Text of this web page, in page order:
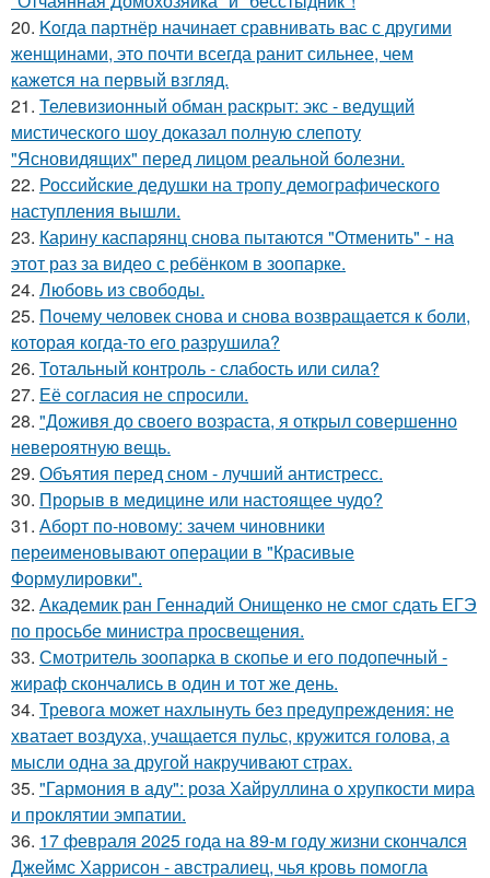
20. Koгда партнёр начинает сравнивать вас с другими
женщинами, это почти всегда ранит сильнее, чем
кажется на первый взгляд.
21. Телевизионный обман раскрыт: экс - ведущий
мистического шоу доказал полную слепоту
"Ясновидящих" перед лицом реальной болезни.
22. Российские дедушки на тропу демографического
наступления вышли.
23. Карину каспарянц снова пытаются "Отменить" - на
этот раз за видео с ребёнком в зоопарке.
24. Любовь из свободы.
25. Почему человек снова и снова возвращается к боли,
которая когда-то его разрушила?
26. Тотальный контроль - слабость или сила?
27. Её согласия не спросили.
28. "Доживя до своего возpаста, я открыл совершенно
невероятную вещь.
29. Объятия перед сном - лучший антистресс.
30. Прорыв в медицине или настоящее чудо?
31. Аборт по-новому: зачем чиновники
переименовывают операции в "Красивые
Формулировки".
32. Академик ран Геннадий Онищенко не смог сдать ЕГЭ
по просьбе министра просвещения.
33. Смотритель зоопарка в скопье и его подопечный -
жираф скончались в один и тот же день.
34. Тревога может нахлынуть без предупреждения: не
хватает воздуха, учащается пульс, кружится голова, а
мысли одна за другой накручивают страх.
35. "Гармония в аду": роза Хайруллина о хрупкости мира
и проклятии эмпатии.
36. 17 февраля 2025 года на 89-м году жизни скончался
Джеймс Харрисон - австралиец, чья кровь помогла